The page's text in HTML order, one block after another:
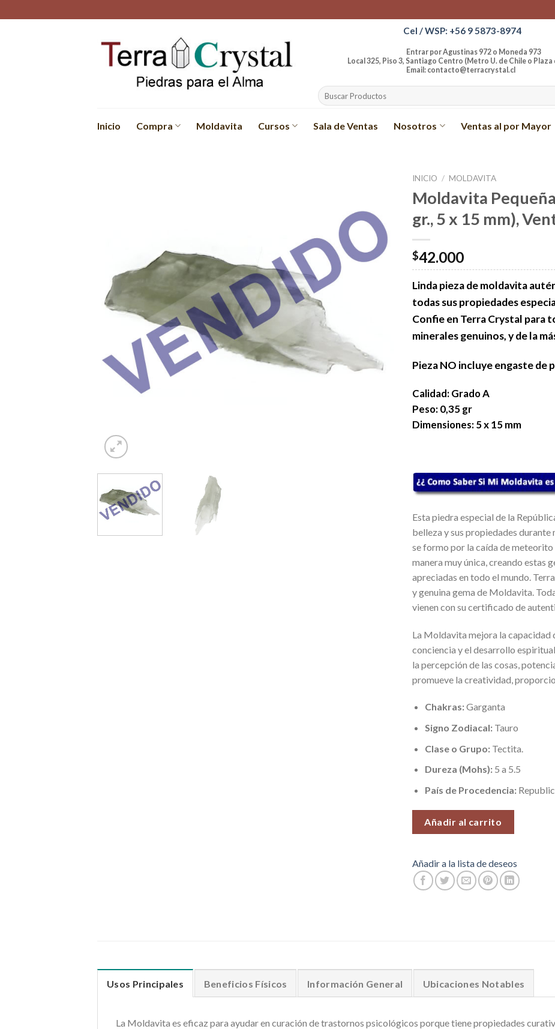
to
Cel / WSP: +56 9 5873-8974
Entrar por Agustinas 972 o Moneda 973
Local 325, Piso 3, Santiago Centro (Metro U. de Chile o Plaza
Email: contacto@terracrystal.cl
Buscar
por:
Inicio Compra Moldavita Cursos Sala de Ventas Nosotros Ventas al por Mayor
a la
lista de
deseos
INICIO / MOLDAVITA
Moldavita
gr., 5 x 15 mm),
$42.000
Linda pieza de moldavita
todas sus propiedades
Confie en Terra Crystal para
minerales genuinos, y de la
Pieza NO incluye engaste de
Calidad: Grado A
Peso: 0,35 gr
Dimensiones: 5 x 15 mm
Esta piedra especial de la
belleza y sus propiedades durante
se formo por la caída de meteorito
manera muy única, creando estas
apreciadas en todo el mundo.
y genuina gema de Moldavita.
vienen con su certificado de
La Moldavita mejora la capacidad
conciencia y el desarrollo
la percepción de las cosas,
promueve la creatividad,
Chakras:Garganta
Signo Zodiacal: Tauro
Clase o Grupo:Tectita.
Dureza (Mohs):5 a 5.5
País de Procedencia:
Añadir al carrito
Añadir a la lista de deseos
Usos Principales Beneficios Físicos Información General Ubicaciones Notables
La Moldavita es eficaz para ayudar en curación de trastornos psicológicos porque tiene propiedades